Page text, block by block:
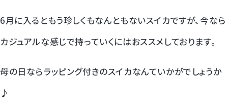
梨
幸水梨ロイヤル
シャインマスカット
6月に入るともう珍しくもなんともないスイカですが、今なら
カジュアルな感じで持っていくにはおススメしております。
母の日ならラッピング付きのスイカなんていかがでしょうか
♪